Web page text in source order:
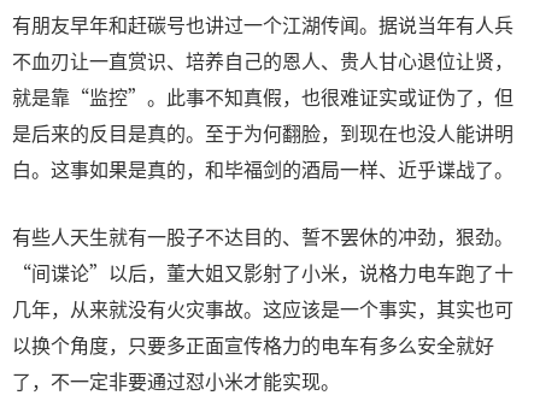
有朋友早年和赶碳号也讲过一个江湖传闻。据说当年有人兵
不血刃让一直赏识、培养自己的恩人、贵人甘心退位让贤，
就是靠“监控”。此事不知真假，也很难证实或证伪了，但
是后来的反目是真的。至于为何翻脸，到现在也没人能讲明
白。这事如果是真的，和毕福剑的酒局一样、近乎谍战了。
有些人天生就有一股子不达目的、誓不罢休的冲劲，狠劲。
“间谍论”以后，董大姐又影射了小米，说格力电车跑了十
几年，从来就没有火灾事故。这应该是一个事实，其实也可
以换个角度，只要多正面宣传格力的电车有多么安全就好
了，不一定非要通过怼小米才能实现。